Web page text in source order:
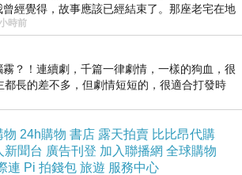
定及個人觀感之差異，本賣場之
考，以收到實際商品為準，請見
諒※
曾經覺得，故事應該已經結束了。那座老宅在地
中倒塌，七個人終於離開那片黑暗，
時前
？！連續劇，千篇一律劇情，一樣的狗血，很
都長的差不多，但劇情短短的，很適合打發時
物 24h購物 書店 露天拍賣 比比昂代購
新聞台 廣告刊登 加入聯播網 全球購物
連 Pi 拍錢包 旅遊 服務中心